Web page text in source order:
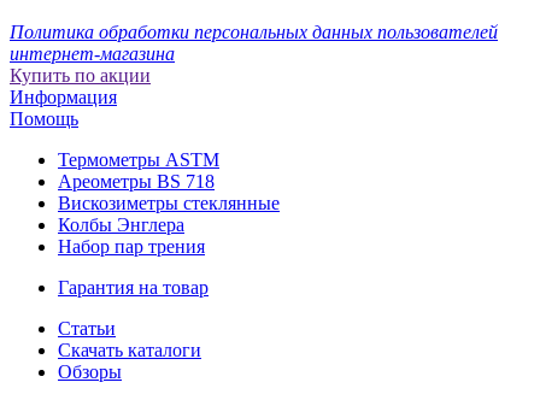
Политика обработки персональных данных пользователей
интернет-магазина
Купить по акции
Информация
Помощь
Термометры ASTM
Ареометры BS 718
Вискозиметры стеклянные
Колбы Энглера
Набор пар трения
Гарантия на товар
Статьи
Скачать каталоги
Обзоры